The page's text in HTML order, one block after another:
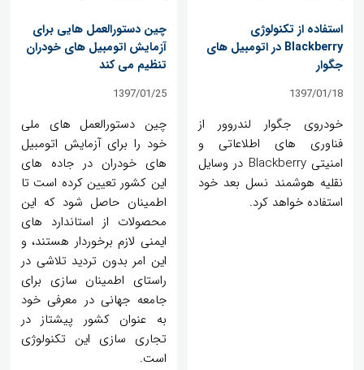
استفاده از تکنولوژی
Blackberry در اتومبیل های
جگوار
1397/01/18
خودروی جگوار لندروور از
فناوری های اطلاعاتی و
امنیتی Blackberry در وسایل
نقلیه هوشمند نسل بعد خود
استفاده خواهد کرد.
چین دستورالعمل هایی برای
آزمایش اتومبیل های خودران
تنظیم می کند
1397/01/25
چین دستورالعمل های ملی
خود را برای آزمایش اتومبیل
های خودران در جاده های
این کشور تعیین کرده است تا
اطمینان حاصل شود که این
محصولات از استاندارد های
ایمنی لازم برخوردار هستند، و
این امر بدون تردید تلاشی در
راستای اطمینان سازی برای
جامعه جهانی در معرفی خود
به عنوان کشور پیشتاز در
تجاری سازی این تکنولوژی
است.